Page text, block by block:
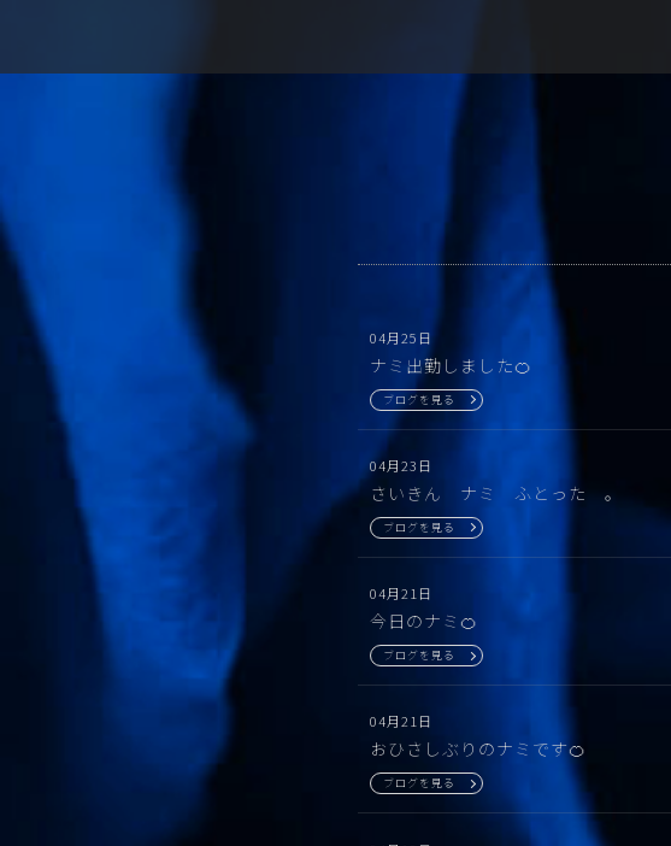
04月25日
ナミ出勤しました🍊
ブログを見る
04月23日
さいきん ナミ ふとった 。
ブログを見る
04月21日
今日のナミ🍊
ブログを見る
04月21日
おひさしぶりのナミです🍊
ブログを見る